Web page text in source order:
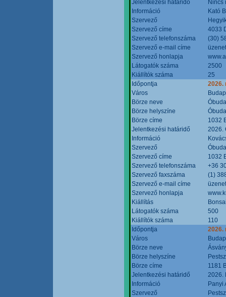
Jelentkezési határidő
Nincs
Információ
Kató
Szervező
Szervező címe
4033
Szervező telefonszáma
(30)
Szervező e-mail címe
Szervező honlapja
Látogatók száma
2500
Kiállítók száma
25
Időpontja
2026.
Város
Börze neve
Börze helyszíne
Börze címe
1032
Jelentkezési határidő
2026.
Információ
Szervező
Szervező címe
1032
Szervező telefonszáma
+36
Szervező faxszáma
(1)
Szervező e-mail címe
Szervező honlapja
Kiállítás
Látogatók száma
500
Kiállítók száma
110
Időpontja
2026.
Város
Börze neve
Börze helyszíne
Börze címe
1181
Jelentkezési határidő
2026.
Információ
Panyi
Szervező